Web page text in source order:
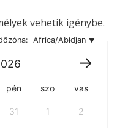
vehetik igénybe.
Africa/Abidjan
pén szo vas
31 1 2